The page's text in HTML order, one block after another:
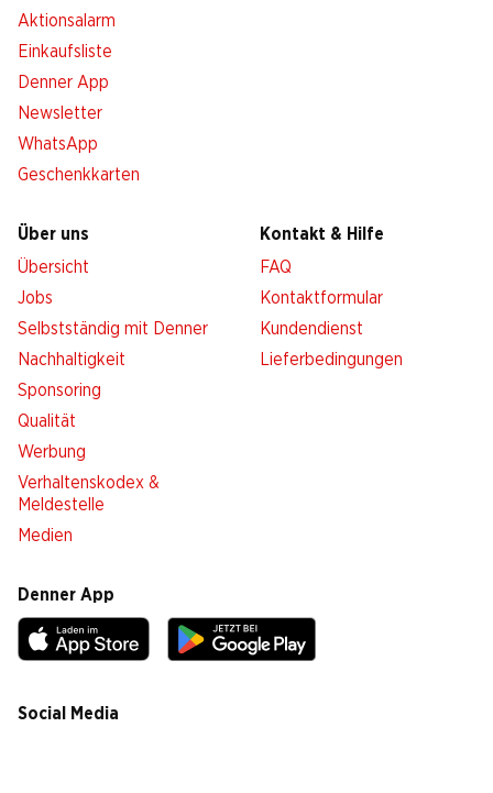
Aktionsalarm
Einkaufsliste
Denner App
Newsletter
WhatsApp
Geschenkkarten
Über uns
Übersicht
Jobs
Selbstständig mit Denner
Nachhaltigkeit
Sponsoring
Qualität
Werbung
Verhaltenskodex &
Meldestelle
Medien
Kontakt & Hilfe
FAQ
Kontaktformular
Kundendienst
Lieferbedingungen
Denner App
Social Media